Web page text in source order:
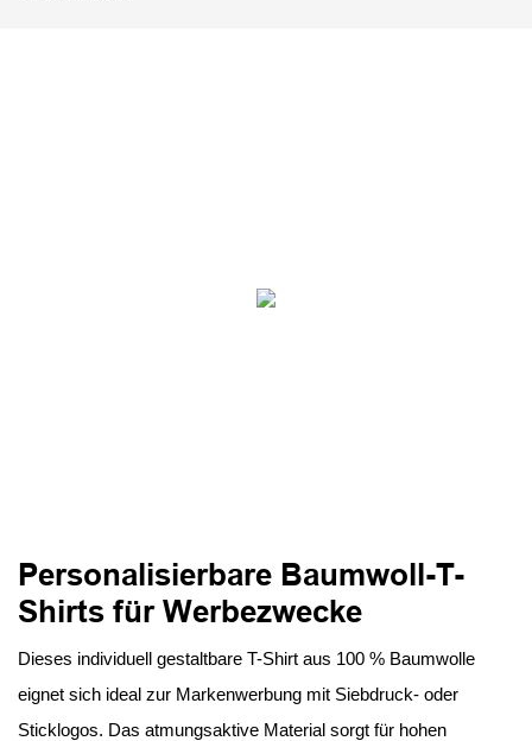
Personalisierbare Baumwoll-T-
Shirts für Werbezwecke
Dieses individuell gestaltbare T-Shirt aus 100 % Baumwolle
eignet sich ideal zur Markenwerbung mit Siebdruck- oder
Sticklogos. Das atmungsaktive Material sorgt für hohen